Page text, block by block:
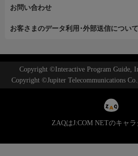
お問い合わせ
お客さまのデータ利用･外部送信について
Copyright ©Interactive Program Guide,
Copyright ©Jupiter Telecommunications
ZAQはJ:COM NETのキャ